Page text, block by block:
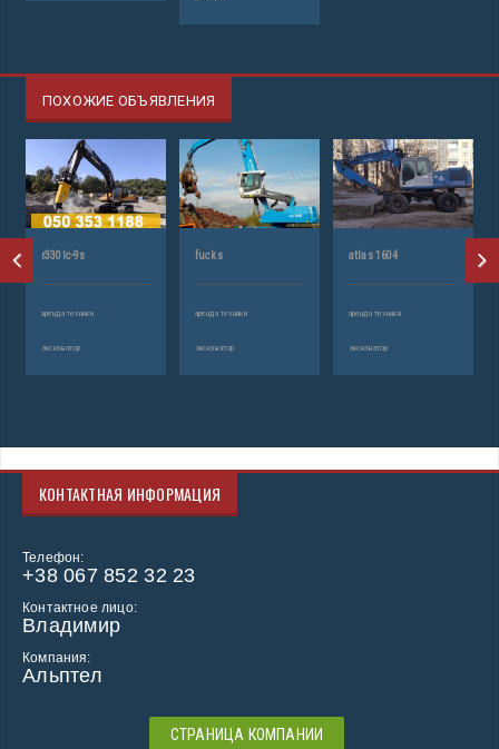
ПОХОЖИЕ ОБЪЯВЛЕНИЯ
r330lc-9s
аренда техники
экскаватор
fucks
аренда техники
экскаватор
atlas 1604
аренда техники
экскаватор
КОНТАКТНАЯ ИНФОРМАЦИЯ
Телефон:
+38 067 852 32 23
Контактное лицо:
Владимир
Компания:
Альптел
СТРАНИЦА КОМПАНИИ